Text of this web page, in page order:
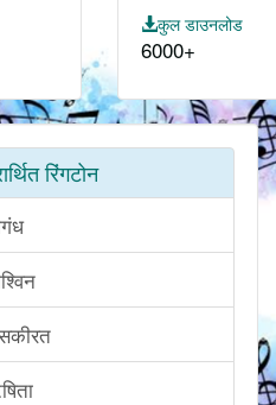
कुल डाउनलोड
6000+
रिंगटोन